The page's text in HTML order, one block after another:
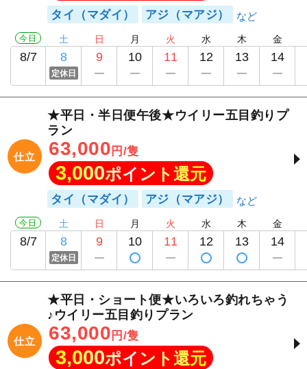
タイ（マダイ） アジ（マアジ）
今日
8/7
土
8
定休日
日
9
月
10
火
11
水
12
木
13
金
14
仕立
★平日・半日便午後★ウイリー五目釣りプ
ラン
63,000 円/隻
3,000ポイント還元
タイ（マダイ） アジ（マアジ）
今日
8/7
土
8
定休日
日
9
月
10
火
11
水
12
木
13
金
14
仕立
★平日・ショート便★いろいろ釣れちゃう
♪ウイリー五目釣りプラン
63,000 円/隻
3,000ポイント還元